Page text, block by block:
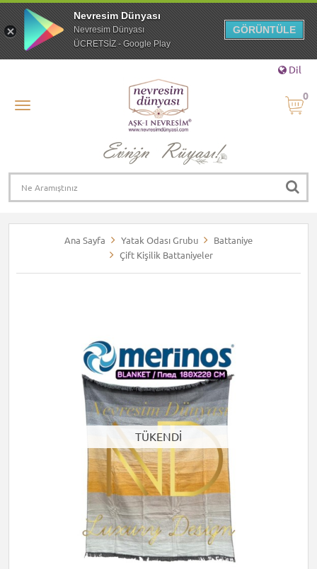
Dil
0
Ana Sayfa Yatak Odası Grubu
Battaniye
Çift Kişilik Battaniyeler
TÜKENDİ
Nevresim Dünyası
Nevresim Dünyası
ÜCRETSİZ - Google Play
GÖRÜNTÜLE